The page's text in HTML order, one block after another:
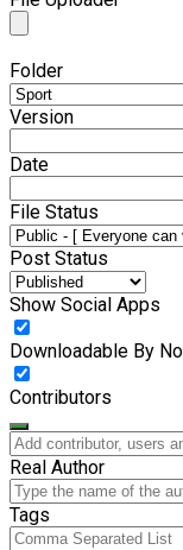
Folder
Version
Date
File Status
Post Status
Show Social Apps
Downloadable By
Contributors
Real Author
Tags